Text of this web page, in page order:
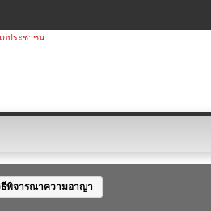
ก่ประชาชน
พิจารณาความอาญา